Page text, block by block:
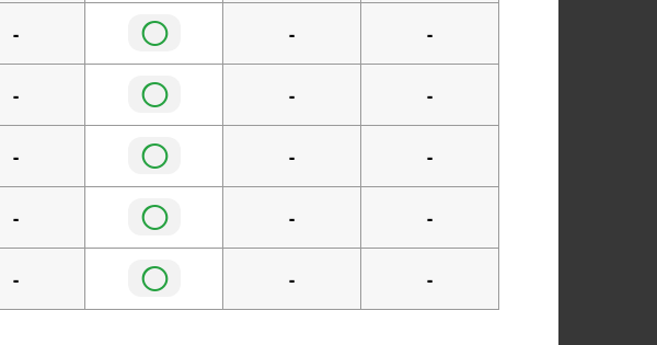
- ◯ - -
- ◯ - -
- ◯ - -
- ◯ - -
- ◯ - -